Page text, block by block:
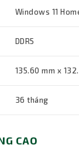
Windows 11
DDR5
135.60 mm x
36 tháng
CAO